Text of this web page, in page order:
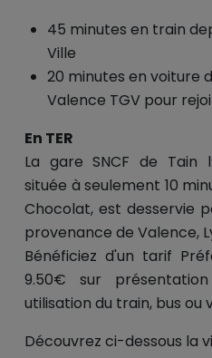
45 minutes en train
Ville
20 minutes en voiture
Valence TGV pour
En TER
La gare SNCF de Tain
située à seulement 10
Chocolat, est desservie
provenance de Valence,
Bénéficiez d'un tarif
9.50€ sur
utilisation du train, bus ou
Découvrez ci-dessous la